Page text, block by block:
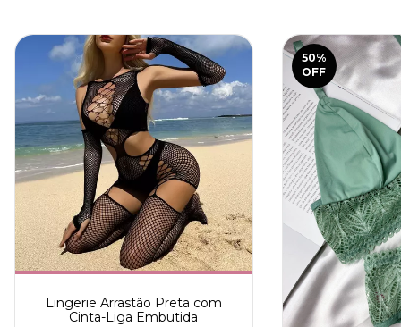
Lingerie Arrastão Preta com
Cinta-Liga Embutida
50%
OFF